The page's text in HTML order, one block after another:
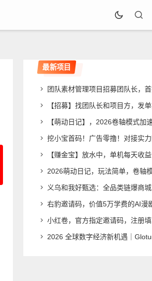
最新项目
团队素材管理项目招募团队长，首批入驻享最优分润与官方运营
【招募】找团队长和项目方，发单接单一起
【萌动日记】，2026卷轴模式加速释放卷，零撸玩法，每天7
挖小宝首码！广告零撸！对接实力团长待遇顶
【赚金宝】放水中，单机每天收益保底，招团长长期
2026萌动日记，玩法简单，卷轴模式加速释放，每天7
义乌和我好甄选：全品类链爆商城正式招募兼职诺干名！免费领
右豹邀请码，价值5万学费的AI漫剧操作全流程指南，想学的一定要
小红卷，官方指定邀请码，注册填写直达V5总代！附填码教程，自用省钱分
2026 全球数字经济新机遇｜Gloture 助你布局全球市场，打造属于自己的国